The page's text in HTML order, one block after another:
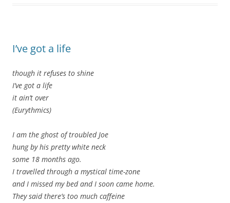
I’ve got a life
though it refuses to shine
I’ve got a life
it ain’t over
(Eurythmics)
I am the ghost of troubled Joe
hung by his pretty white neck
some 18 months ago.
I travelled through a mystical time-zone
and I missed my bed and I soon came home.
They said there’s too much caffeine